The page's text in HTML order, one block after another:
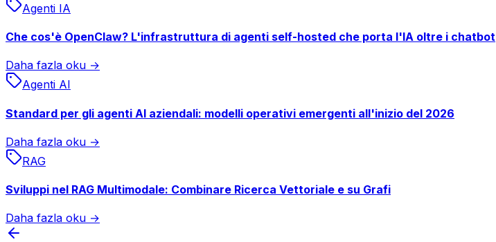
Agenti IA
Che cos'è OpenClaw? L'infrastruttura di agenti self-hosted che porta l'IA oltre i chatbot
Daha fazla oku →
Agenti AI
Standard per gli agenti AI aziendali: modelli operativi emergenti all'inizio del 2026
Daha fazla oku →
RAG
Sviluppi nel RAG Multimodale: Combinare Ricerca Vettoriale e su Grafi
Daha fazla oku →